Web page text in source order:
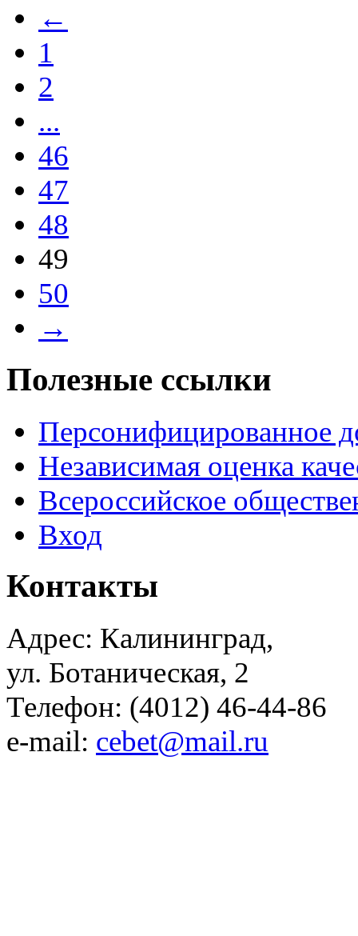
←
1
2
...
46
47
48
49
50
→
Полезные ссылки
Персонифицированное
Независимая оценка
Всероссийское
Вход
Контакты
Адрес: Калининград,
ул. Ботаническая, 2
Телефон: (4012) 46-44-86
e-mail: cebet@mail.ru